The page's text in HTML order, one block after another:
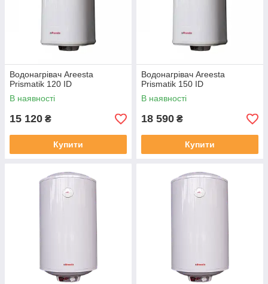
Водонагрівач Areesta
Prismatik 120 ID
В наявності
15 120 ₴
Купити
Водонагрівач Areesta
Prismatik 150 ID
В наявності
18 590 ₴
Купити